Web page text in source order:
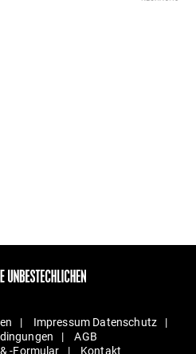
Impressum Daten­schutz
AGB
‑For­mular
Kontakt